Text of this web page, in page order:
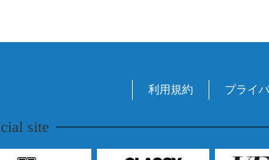
利用規約 プライ
site